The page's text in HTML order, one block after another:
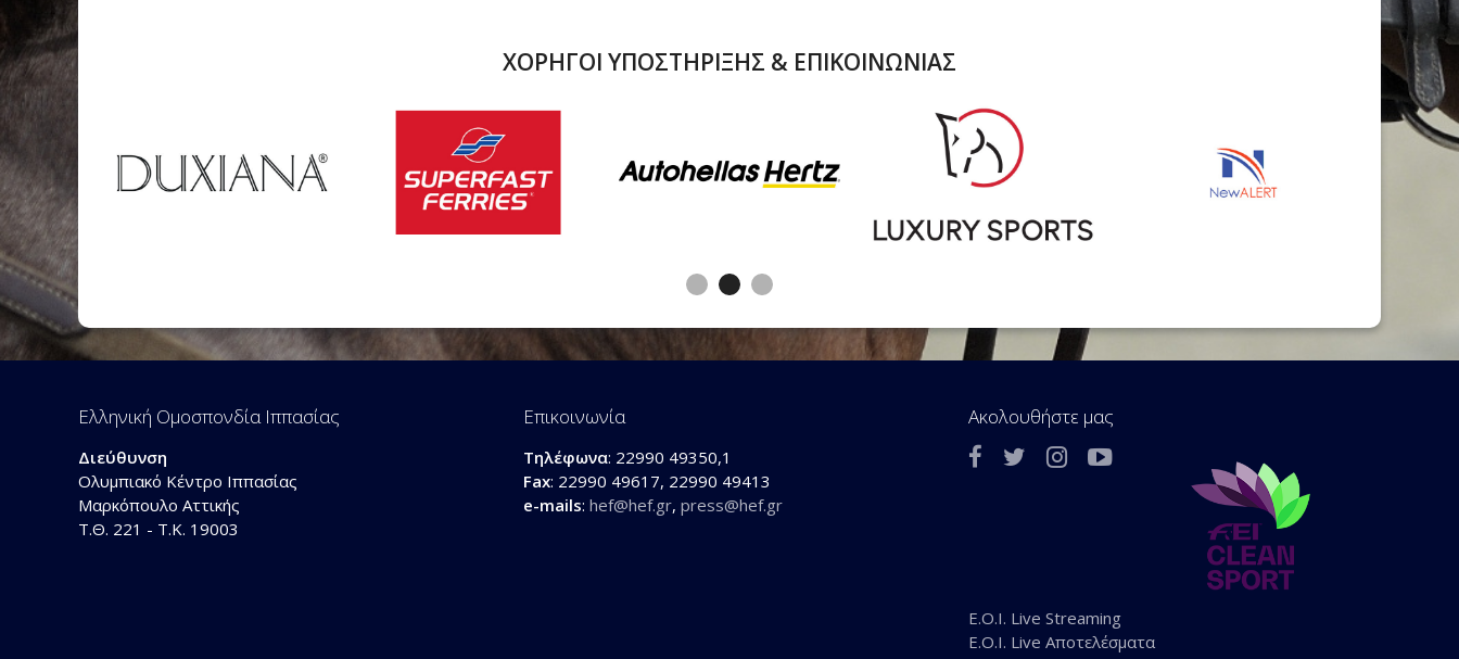
ΧΟΡΗΓΟΙ ΥΠΟΣΤΗΡΙΞΗΣ & ΕΠΙΚΟΙΝΩΝΙΑΣ
Ελληνική Ομοσπονδία Ιππασίας
Διεύθυνση
Ολυμπιακό Κέντρο Ιππασίας
Μαρκόπουλο Αττικής
Τ.Θ. 221 - Τ.Κ. 19003
Επικοινωνία
Τηλέφωνα: 22990 49350,1
Fax: 22990 49617, 22990 49413
e-mails: hef@hef.gr, press@hef.gr
Ακολουθήστε μας
E.O.I. Live Streaming
E.O.I. Live Αποτελέσματα